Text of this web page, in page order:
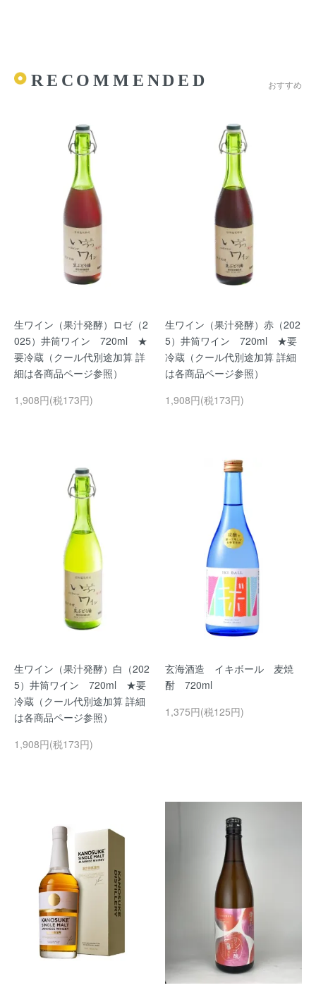
RECOMMENDED おすすめ
生ワイン（果汁発酵）ロゼ（2
025）井筒ワイン 720ml ★
要冷蔵（クール代別途加算 詳
細は各商品ページ参照）
1,908円(税173円)
生ワイン（果汁発酵）赤（202
5）井筒ワイン 720ml ★要
冷蔵（クール代別途加算 詳細
は各商品ページ参照）
1,908円(税173円)
生ワイン（果汁発酵）白（202
5）井筒ワイン 720ml ★要
冷蔵（クール代別途加算 詳細
は各商品ページ参照）
1,908円(税173円)
玄海酒造 イキボール 麦焼
酎 720ml
1,375円(税125円)